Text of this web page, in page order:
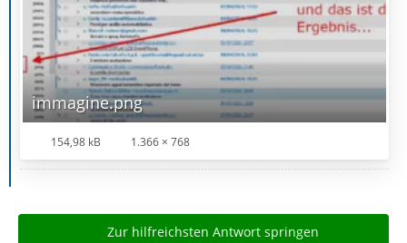
immagine.png
154,98 kB 1.366 × 768
Zur hilfreichsten Antwort springen